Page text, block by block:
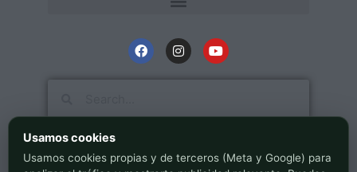
Usamos cookies
Usamos cookies propias y de terceros (Meta y Google) para